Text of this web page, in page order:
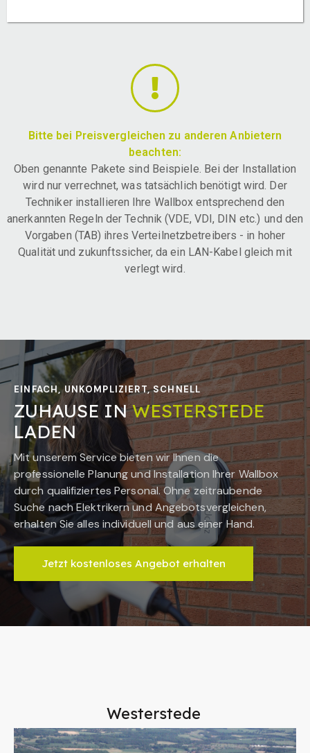
Bitte bei Preisvergleichen zu anderen Anbietern
beachten:
Oben genannte Pakete sind Beispiele. Bei der Installation
wird nur verrechnet, was tatsächlich benötigt wird. Der
Techniker installieren Ihre Wallbox entsprechend den
anerkannten Regeln der Technik (VDE, VDI, DIN etc.) und den
Vorgaben (TAB) ihres Verteilnetzbetreibers - in hoher
Qualität und zukunftssicher, da ein LAN-Kabel gleich mit
verlegt wird.
EINFACH, UNKOMPLIZIERT, SCHNELL
ZUHAUSE INWESTERSTEDE
LADEN
Mit unserem Service bieten wir Ihnen die
professionelle Planung und Installation Ihrer Wallbox
durch qualifiziertes Personal. Ohne zeitraubende
Suche nach Elektrikern und Angebotsvergleichen,
erhalten Sie alles individuell und aus einer Hand.
Jetzt kostenloses Angebot erhalten
Westerstede